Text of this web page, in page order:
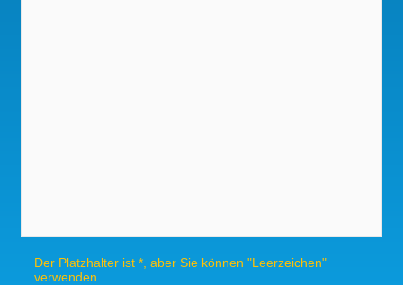
Der Platzhalter ist *, aber Sie können "Leerzeichen"
verwenden